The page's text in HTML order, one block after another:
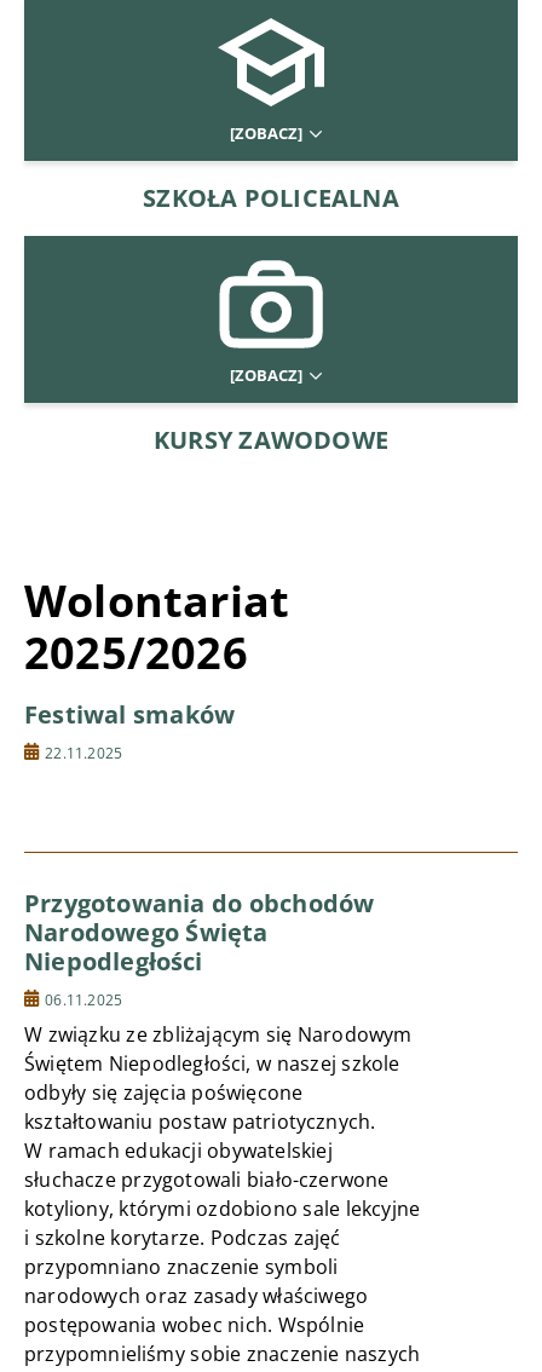
[ZOBACZ]
SZKOŁA POLICEALNA
[ZOBACZ]
KURSY ZAWODOWE
Wolontariat
2025/2026
Festiwal smaków
22.11.2025
Przygotowania do obchodów
Narodowego Święta
Niepodległości
06.11.2025
W związku ze zbliżającym się Narodowym
Świętem Niepodległości, w naszej szkole
odbyły się zajęcia poświęcone
kształtowaniu postaw patriotycznych.
W ramach edukacji obywatelskiej
słuchacze przygotowali biało-czerwone
kotyliony, którymi ozdobiono sale lekcyjne
i szkolne korytarze. Podczas zajęć
przypomniano znaczenie symboli
narodowych oraz zasady właściwego
postępowania wobec nich. Wspólnie
przypomnieliśmy sobie znaczenie naszych